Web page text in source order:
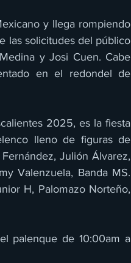
y llega rompiendo
las solicitudes del público
y Josi Cuen. Cabe
en el redondel de
2025, es la fiesta
lleno de figuras de
Julión Álvarez,
Valenzuela, Banda MS.
H, Palomazo Norteño,
palenque de 10:00am a